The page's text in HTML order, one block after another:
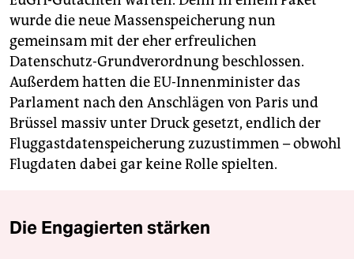
wurde die neue Massenspeicherung nun
gemeinsam mit der eher erfreulichen
Datenschutz-Grundverordnung beschlossen.
Außerdem hatten die EU-Innenminister das
Parlament nach den Anschlägen von Paris und
Brüssel massiv unter Druck gesetzt, endlich der
Fluggastdatenspeicherung zuzustimmen – obwohl
Flugdaten dabei gar keine Rolle spielten.
Die Engagierten stärken